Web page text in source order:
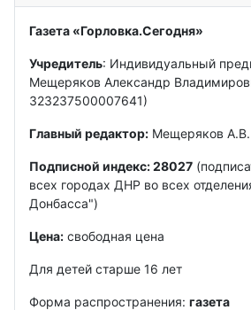
Газета «Горловка.Сегодня»
Учредитель: Индивидуальный
Мещеряков Александр
323237500007641)
Главный редактор: Мещеряков А.В.
Подписной индекс: 28027
всех городах ДНР во всех
Донбасса")
Цена: свободная цена
Для детей старше 16 лет
Форма распространения: газета